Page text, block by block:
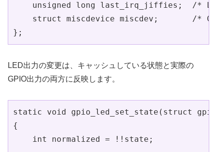
unsigned long last_irq_jiffies;  /*
struct miscdevice miscdev;       /*
};
LED出力の変更は、キャッシュしている状態と実際の
GPIO出力の両方に反映します。
static void gpio_led_set_state(struct
{
    int normalized = !!state;